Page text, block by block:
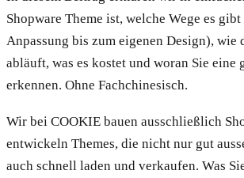
Shopware Theme ist, welche Wege es
Anpassung bis zum eigenen Design), wie
abläuft, was es kostet und woran Sie eine
erkennen. Ohne Fachchinesisch.
Wir bei COOKIE bauen ausschließlich
entwickeln Themes, die nicht nur gut
auch schnell laden und verkaufen. Was